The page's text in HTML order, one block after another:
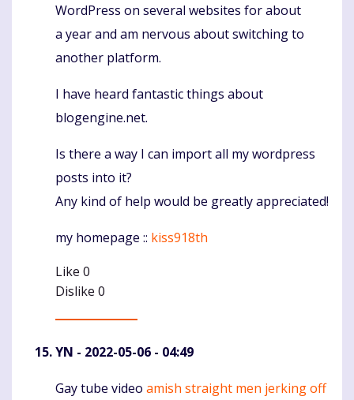
WordPress on several websites for about
a year and am nervous about switching to
another platform.
I have heard fantastic things about
blogengine.net.
Is there a way I can import all my wordpress
posts into it?
Any kind of help would be greatly appreciated!
my homepage :: kiss918th
Like 0
Dislike 0
YN - 2022-05-06 - 04:49
Komentaras
Gay tube video amish straight men jerking off